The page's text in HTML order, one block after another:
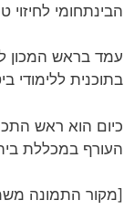
הבינתחומי לחיזוי
עמד בראש המכון
בתוכנית ללימודי
כיום הוא ראש
העורף במכללת
[מקור התמונה